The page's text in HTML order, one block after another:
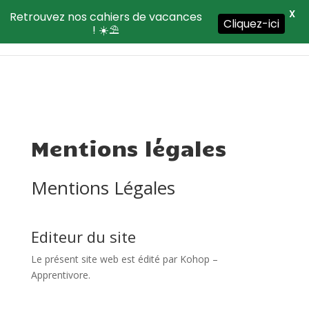
Mentions légales
Mentions Légales
Editeur du site
Le présent site web est édité par Kohop –
Apprentivore.
Retrouvez nos cahiers de vacances
! ☀️⛱️
Cliquez-ici
X